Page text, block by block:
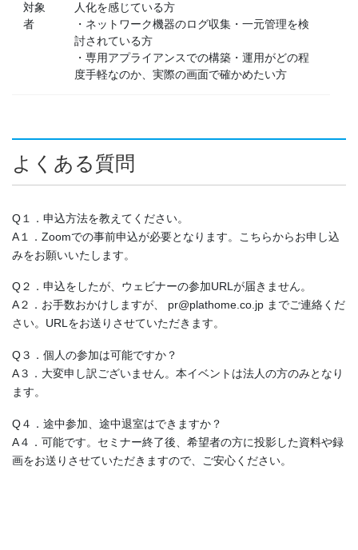
対象
者
人化を感じている方
・ネットワーク機器のログ収集・一元管理を検
討されている方
・専用アプライアンスでの構築・運用がどの程
度手軽なのか、実際の画面で確かめたい方
よくある質問
Q１．申込方法を教えてください。
A１．Zoomでの事前申込が必要となります。こちらからお申し込
みをお願いいたします。
Q２．申込をしたが、ウェビナーの参加URLが届きません。
A２．お手数おかけしますが、 pr@plathome.co.jp までご連絡くだ
さい。URLをお送りさせていただきます。
Q３．個人の参加は可能ですか？
A３．大変申し訳ございません。本イベントは法人の方のみとなり
ます。
Q４．途中参加、途中退室はできますか？
A４．可能です。セミナー終了後、希望者の方に投影した資料や録
画をお送りさせていただきますので、ご安心ください。